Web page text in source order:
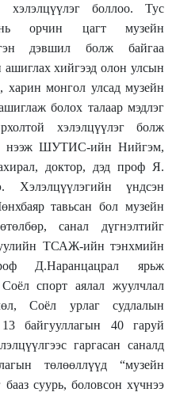
боллоо. Тус
нь орчин цагт музейн
дэвшил болж байгаа
хийгээд олон улсын
харин монгол улсад музейн
болох талаар мэдлэг
хэлэлцүүлэг болж
нээж ШУТИС-ийн Нийгэм,
доктор, дэд проф Я.
үндсэн
тавьсан бол музейн
санал дүгнэлтийг
ТСАЖ-ийн тэнхмийн
Д.Наранцацрал ярьж
спорт аялал жуулчлал
Соёл урлаг судлалын
байгууллагын 40 гаруй
гаргасан саналд
төлөөллүүд “музейн
суурь, боловсон хүчнээ